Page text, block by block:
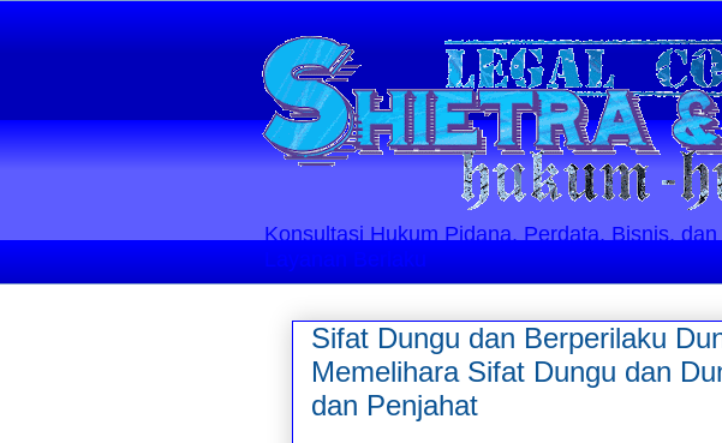
Konsultasi Hukum Pidana, Perdata, Bisnis,
Layanan Berlaku
Sifat Dungu dan Berperilaku
Memelihara Sifat Dungu dan
dan Penjahat